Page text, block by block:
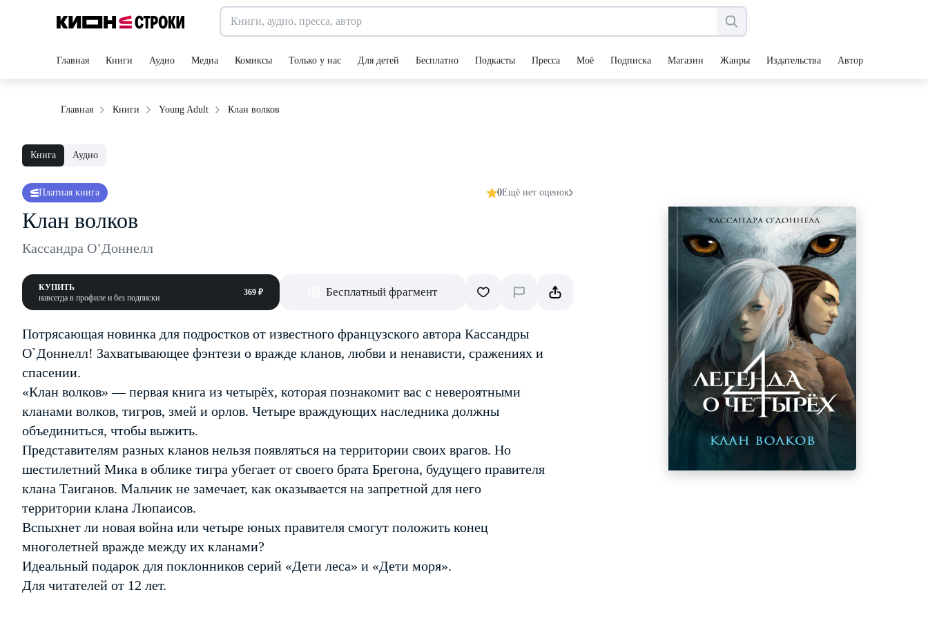
Главная Книги Аудио Медиа Комиксы Только у нас Для детей Бесплатно Подкасты Пресса Моё Подписка Магазин Жанры Издательства Авторы
Главная Книги Young Adult Клан волков
Книга Аудио
Платная книга 0Ещё нет оценок
Клан волков
Кассандра О’Доннелл
КУПИТЬ
навсегда в профиле и без подписки
369 ₽ Бесплатный фрагмент
Потрясающая новинка для подростков от известного французского автора Кассандры
О`Доннелл! Захватывающее фэнтези о вражде кланов, любви и ненависти, сражениях и
спасении.
«Клан волков» — первая книга из четырёх, которая познакомит вас с невероятными
кланами волков, тигров, змей и орлов. Четыре враждующих наследника должны
объединиться, чтобы выжить.
Представителям разных кланов нельзя появляться на территории своих врагов. Но
шестилетний Мика в облике тигра убегает от своего брата Брегона, будущего правителя
клана Таиганов. Мальчик не замечает, как оказывается на запретной для него
территории клана Люпаисов.
Вспыхнет ли новая война или четыре юных правителя смогут положить конец
многолетней вражде между их кланами?
Идеальный подарок для поклонников серий «Дети леса» и «Дети моря».
Для читателей от 12 лет.